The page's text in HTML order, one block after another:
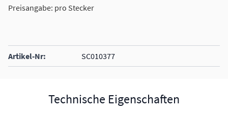
Preisangabe: pro Stecker
Artikel-Nr: SC010377
Technische Eigenschaften